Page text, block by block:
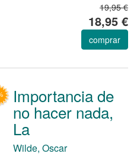
19,95 €
18,95 €
comprar
Importancia de
no hacer nada,
La
Wilde, Oscar